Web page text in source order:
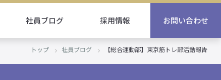
社員ブログ 採用情報 お問い合わせ
トップ 社員ブログ 【総合運動部】東京筋トレ部活動報告